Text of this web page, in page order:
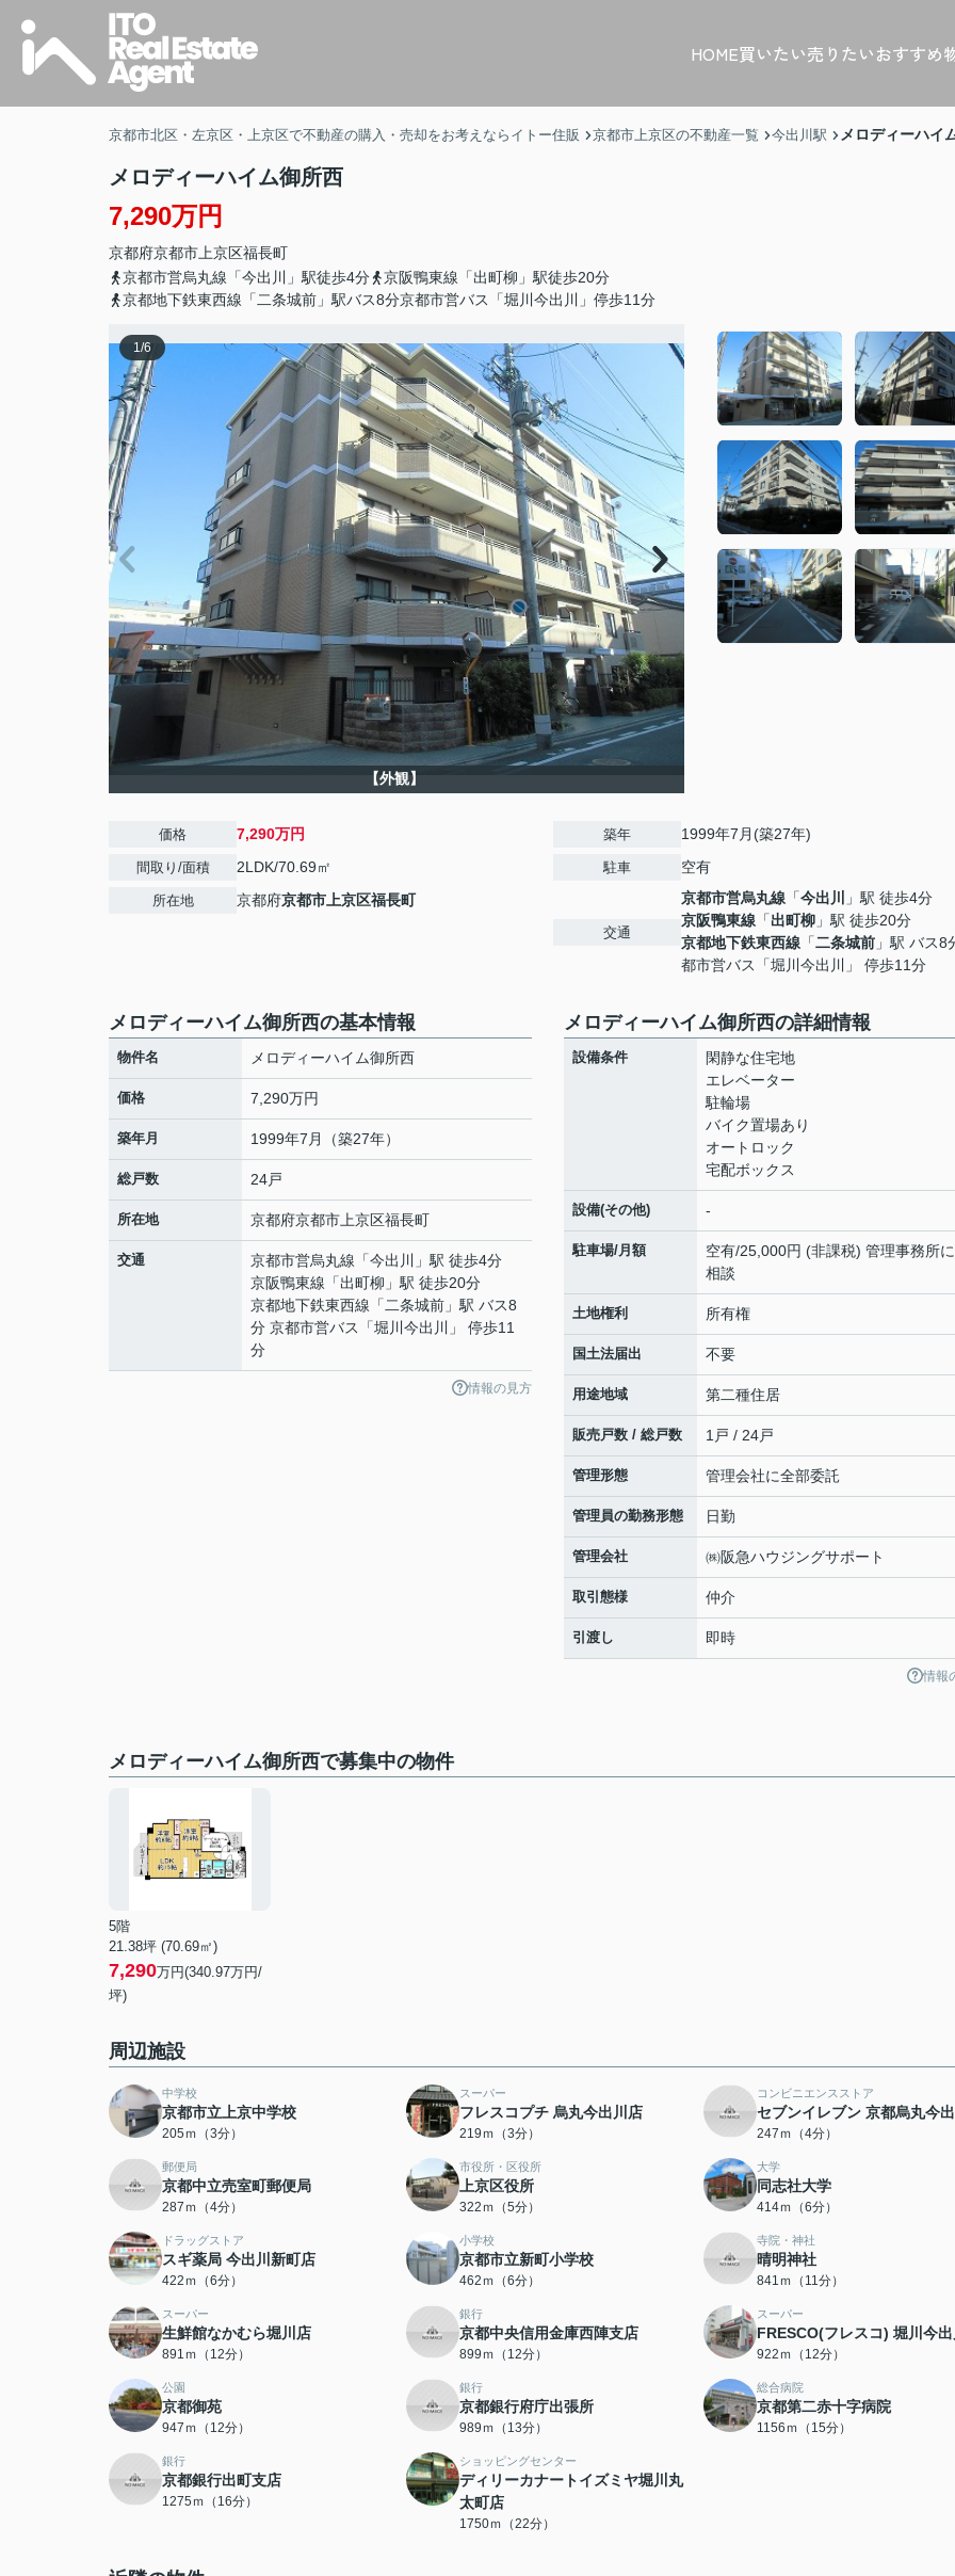
HOME買いたい売りたいおすすめ
京都市北区・左京区・上京区で不動産の購入・売却をお考えならイトー住販 京都市上京区の不動産一覧 今出川駅 メロディーハイ
メロディーハイム御所西
7,290万円
京都府京都市上京区福長町
京都市営烏丸線「今出川」駅徒歩4分
京阪鴨東線「出町柳」駅徒歩20分
京都地下鉄東西線「二条城前」駅バス8分京都市営バス「堀川今出川」停歩11分
1/6
【外観】
価格 7,290万円
間取り/面積 2LDK/70.69㎡
所在地 京都府京都市上京区福長町
築年 1999年7月(築27年)
駐車 空有
交通
京都市営烏丸線 「今出川
」駅 徒歩4分
京阪鴨東線 「出町柳 」駅 徒歩20分
京都地下鉄東西線 「二条城前 」駅 バス8
都市営バス「堀川今出川」 停歩11分
メロディーハイム御所西の基本情報
物件名 メロディーハイム御所西
価格 7,290万円
築年月 1999年7月（築27年）
総戸数 24戸
所在地 京都府京都市上京区福長町
交通 京都市営烏丸線 「今出川
」駅 徒歩4分
京阪鴨東線 「出町柳 」駅 徒歩20分
京都地下鉄東西線 「 二条城前 」駅 バス8
分 京都市営バス「堀川今出川」 停歩11
分
情報の見方
メロディーハイム御所西の詳細情報
設備条件
閑静な住宅地
エレベーター
駐輪場
バイク置場あり
オートロック
宅配ボックス
設備(その他) -
駐車場/月額
空有/25,000円 (非課税) 管理事務所
相談
土地権利 所有権
国土法届出 不要
用途地域 第二種住居
販売戸数 / 総戸数 1戸 / 24戸
管理形態 管理会社に全部委託
管理員の勤務形態 日勤
管理会社 ㈱阪急ハウジングサポート
取引態様 仲介
引渡し 即時
情報
メロディーハイム御所西で募集中の物件
5階
21.38坪 (70.69㎡)
7,290万円(340.97万円/
坪)
周辺施設
中学校
京都市立上京中学校
205ｍ（3分）
スーパー
フレスコプチ 烏丸今出川店
219ｍ（3分）
コンビニエンスストア
セブンイレブン 京都烏丸今
247ｍ（4分）
郵便局
京都中立売室町郵便局
287ｍ（4分）
市役所・区役所
上京区役所
322ｍ（5分）
大学
同志社大学
414ｍ（6分）
ドラッグストア
スギ薬局 今出川新町店
422ｍ（6分）
小学校
京都市立新町小学校
462ｍ（6分）
寺院・神社
晴明神社
841ｍ（11分）
スーパー
生鮮館なかむら堀川店
891ｍ（12分）
銀行
京都中央信用金庫西陣支店
899ｍ（12分）
スーパー
FRESCO(フレスコ) 堀川今
922ｍ（12分）
公園
京都御苑
947ｍ（12分）
銀行
京都銀行府庁出張所
989ｍ（13分）
総合病院
京都第二赤十字病院
1156ｍ（15分）
銀行
京都銀行出町支店
1275ｍ（16分）
ショッピングセンター
ディリーカナートイズミヤ堀川丸
太町店
1750ｍ（22分）